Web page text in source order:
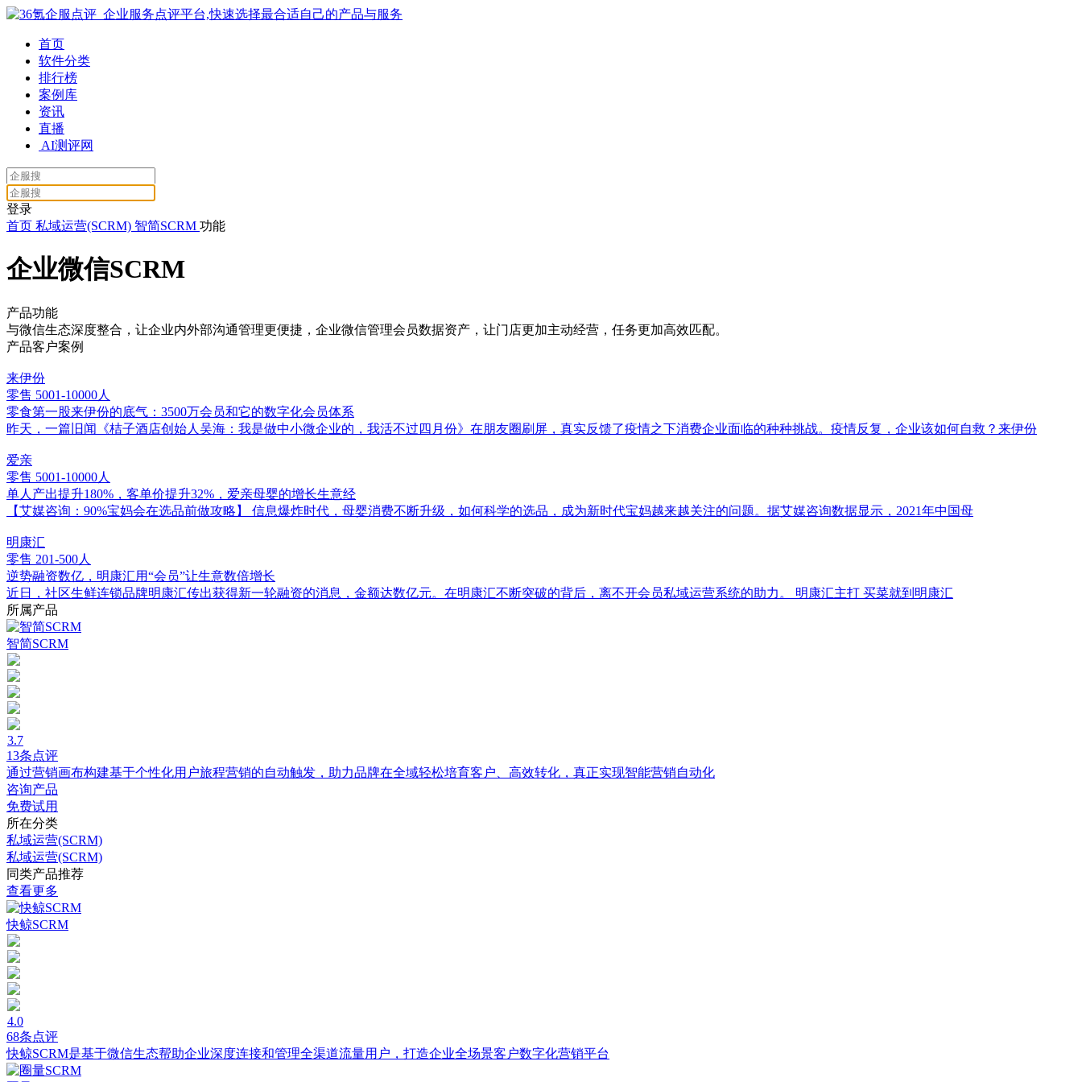
首页
软件分类
排行榜
案例库
资讯
直播
AI测评网
登录
首页 私域运营(SCRM) 智简SCRM 功能
企业微信SCRM
产品功能
与微信生态深度整合，让企业内外部沟通管理更便捷，企业微信管理会员数据资产，让门店更加主动经营，任务更加高效匹配。
产品客户案例
来伊份
零售 5001-10000人
零食第一股来伊份的底气：3500万会员和它的数字化会员体系
昨天，一篇旧闻《桔子酒店创始人吴海：我是做中小微企业的，我活不过四月份》在朋友圈刷屏，真实反馈了疫情之下消费企业面临的种种挑战。疫情反复，企业该如何自救？来伊份
爱亲
零售 5001-10000人
单人产出提升180%，客单价提升32%，爱亲母婴的增长生意经
【艾媒咨询：90%宝妈会在选品前做攻略】 信息爆炸时代，母婴消费不断升级，如何科学的选品，成为新时代宝妈越来越关注的问题。据艾媒咨询数据显示，2021年中国母
明康汇
零售 201-500人
逆势融资数亿，明康汇用“会员”让生意数倍增长
近日，社区生鲜连锁品牌明康汇传出获得新一轮融资的消息，金额达数亿元。在明康汇不断突破的背后，离不开会员私域运营系统的助力。 明康汇主打 买菜就到明康汇
所属产品
智简SCRM
3.7
13条点评
通过营销画布构建基于个性化用户旅程营销的自动触发，助力品牌在全域轻松培育客户、高效转化，真正实现智能营销自动化
咨询产品
免费试用
所在分类
私域运营(SCRM)
私域运营(SCRM)
同类产品推荐
查看更多
快鲸SCRM
4.0
68条点评
快鲸SCRM是基于微信生态帮助企业深度连接和管理全渠道流量用户，打造企业全场景客户数字化营销平台